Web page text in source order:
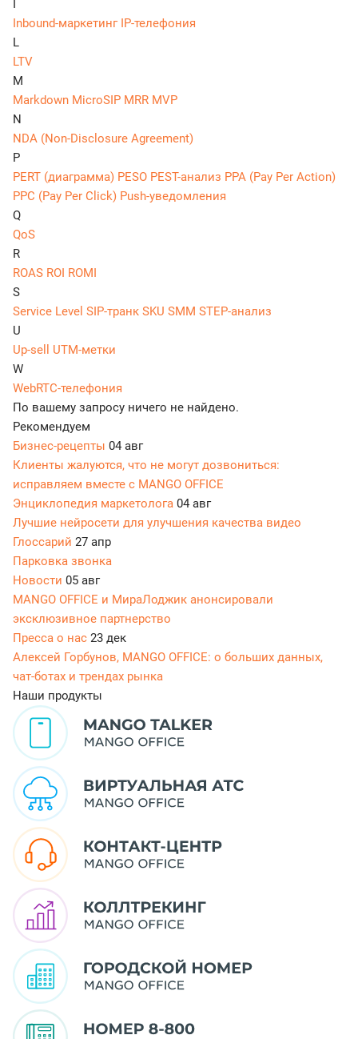
Inbound-маркетинг IP-телефония
L
LTV
M
Markdown MicroSIP MRR MVP
N
NDA (Non-Disclosure Agreement)
P
PERT (диаграмма) PESO PEST-анализ PPA (Pay Per Action)
PPC (Pay Per Click) Push-уведомления
Q
QoS
R
ROAS ROI ROMI
S
Service Level SIP-транк SKU SMM STEP-анализ
U
Up-sell UTM-метки
W
WebRTC-телефония
По вашему запросу ничего не найдено.
Рекомендуем
Бизнес-рецепты 04 авг
Клиенты жалуются, что не могут дозвониться:
исправляем вместе с MANGO OFFICE
Энциклопедия маркетолога 04 авг
Лучшие нейросети для улучшения качества видео
Глоссарий 27 апр
Парковка звонка
Новости 05 авг
MANGO OFFICE и МираЛоджик анонсировали
эксклюзивное партнерство
Пресса о нас 23 дек
Алексей Горбунов, MANGO OFFICE: о больших данных,
чат-ботах и трендах рынка
Наши продукты